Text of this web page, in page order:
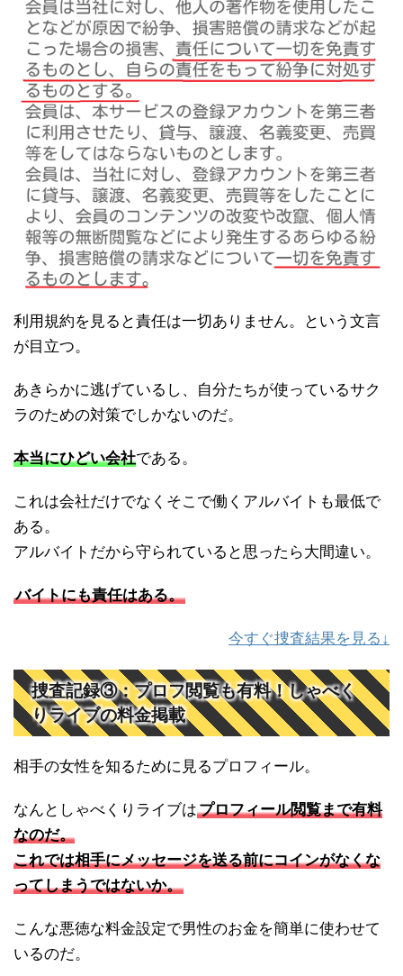
利用規約を見ると責任は一切ありません。という文言
が目立つ。
あきらかに逃げているし、自分たちが使っているサク
ラのための対策でしかないのだ。
本当にひどい会社である。
これは会社だけでなくそこで働くアルバイトも最低で
ある。
アルバイトだから守られていると思ったら大間違い。
バイトにも責任はある。
今すぐ捜査結果を見る↓
捜査記録③：プロフ閲覧も有料！しゃべく
りライブの料金掲載
相手の女性を知るために見るプロフィール。
なんとしゃべくりライブはプロフィール閲覧まで有料
なのだ。
これでは相手にメッセージを送る前にコインがなくな
ってしまうではないか。
こんな悪徳な料金設定で男性のお金を簡単に使わせて
いるのだ。